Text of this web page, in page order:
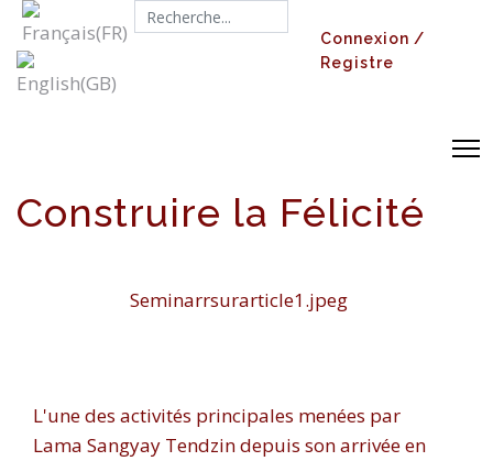
Search...
Connexion /
Registre
Construire la Félicité
Seminarrsurarticle1.jpeg
L'une des activités principales menées par
Lama Sangyay Tendzin depuis son arrivée en